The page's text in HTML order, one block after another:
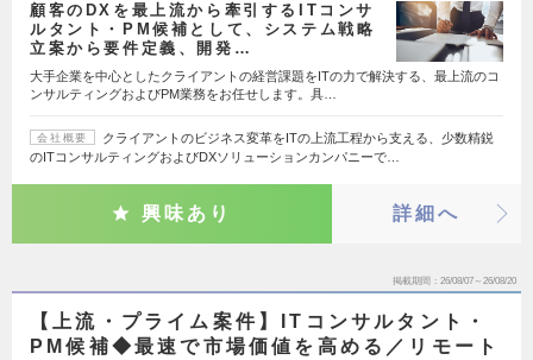
顧客のDXを最上流から牽引するITコンサ
ルタント・PM候補として、システム戦略
立案から要件定義、開発…
大手企業を中心としたクライアントの経営課題をITの力で解決する、最上流のコ
ンサルティングおよびPM業務をお任せします。具…
会社概要
クライアントのビジネス変革をITの上流工程から支える、少数精鋭
のITコンサルティングおよびDXソリューションカンパニーで…
興味あり 詳細へ
掲載期間 26/08/07～26/08/20
【上流・プライム案件】ITコンサルタント・
PM候補◆最速で市場価値を高める／リモート